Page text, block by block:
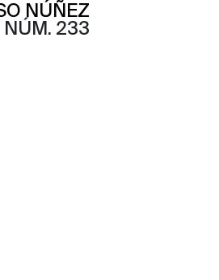
NÚÑEZ
NÚM. 233